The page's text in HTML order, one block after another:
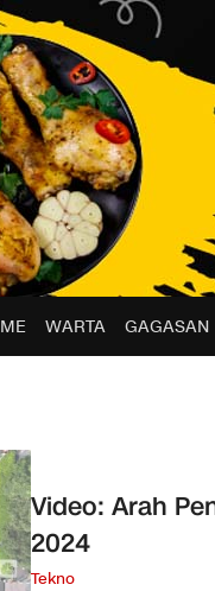
WARTA GAGASAN
Video: Arah
2024
Tekno